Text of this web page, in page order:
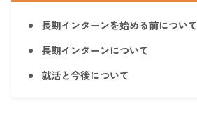
長期インターンを始める前について
長期インターンについて
就活と今後について